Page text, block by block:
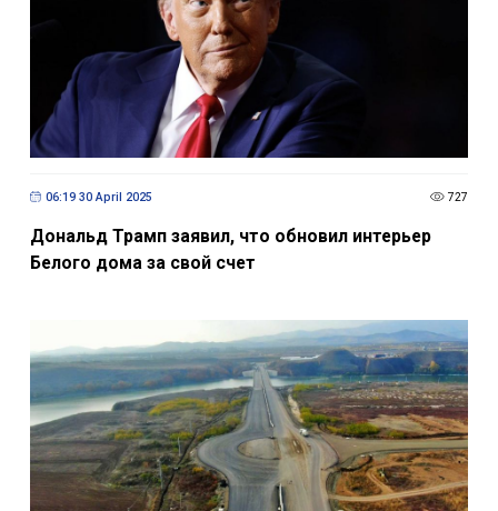
06:19 30 April 2025 727
Дональд Трамп заявил, что обновил интерьер
Белого дома за свой счет